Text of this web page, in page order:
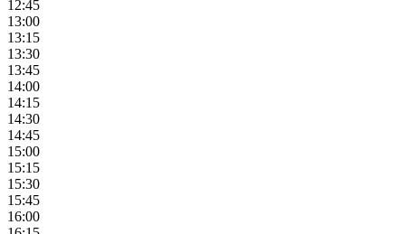
12:45
13:00
13:15
13:30
13:45
14:00
14:15
14:30
14:45
15:00
15:15
15:30
15:45
16:00